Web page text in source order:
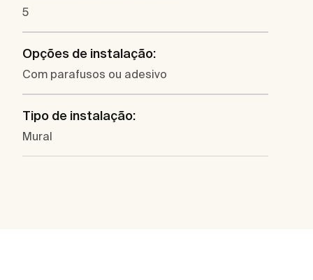
5
Opções de instalação:
Com parafusos ou adesivo
Tipo de instalação:
Mural